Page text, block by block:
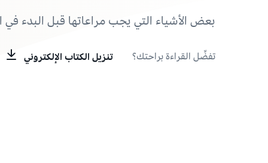
بعض الأشياء التي يجب مراعاتها قبل البدء في
تفضِّل القراءة براحتك؟ تنزيل الكتاب الإلكتروني